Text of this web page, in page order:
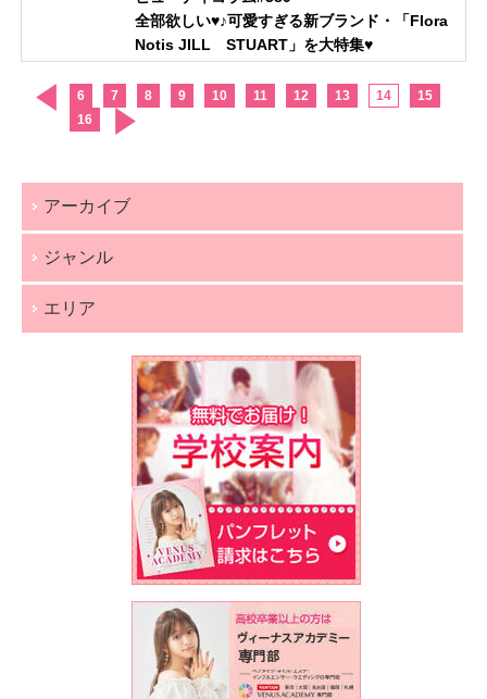
全部欲しい♥♪可愛すぎる新ブランド・「Flora
Notis JILL STUART」を大特集♥
6 7 8 9 10 11 12 13 14
15
16
アーカイブ
ジャンル
エリア